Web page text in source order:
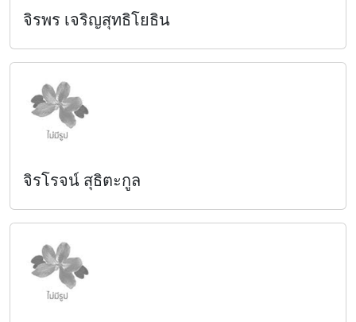
จิรพร เจริญสุทธิโยธิน
จิรโรจน์ สุธิตะกูล